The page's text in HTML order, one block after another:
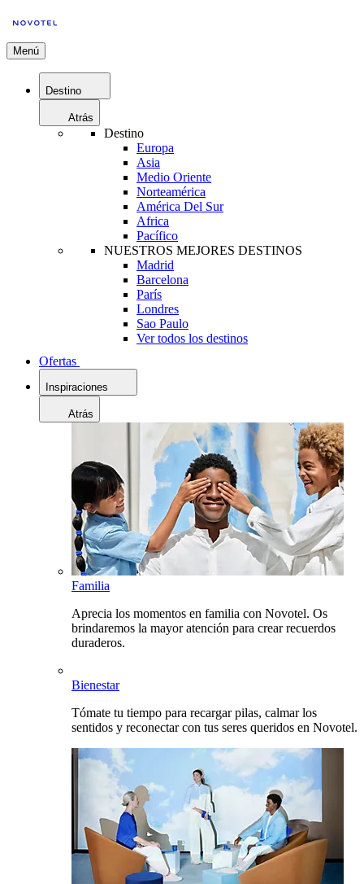
Menú
Destino
Atrás
Destino
Europa
Asia
Medio Oriente
Norteamérica
América Del Sur
Africa
Pacífico
NUESTROS MEJORES DESTINOS
Madrid
Barcelona
París
Londres
Sao Paulo
Ver todos los destinos
Ofertas
Inspiraciones
Atrás
Familia
Aprecia los momentos en familia con Novotel. Os
brindaremos la mayor atención para crear recuerdos
duraderos.
Bienestar
Tómate tu tiempo para recargar pilas, calmar los
sentidos y reconectar con tus seres queridos en Novotel.